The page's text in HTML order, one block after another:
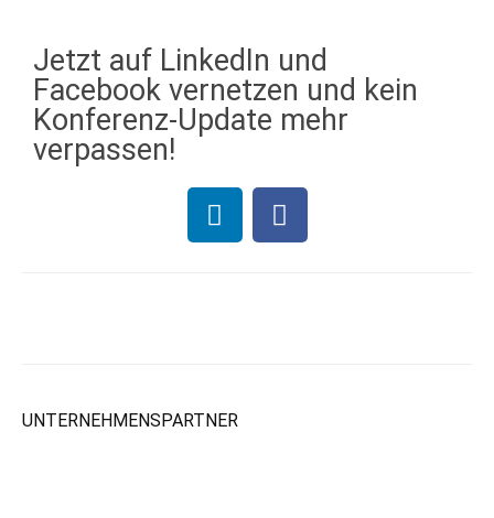
Jetzt auf LinkedIn und
Facebook vernetzen und kein
Konferenz-Update mehr
verpassen!
UNTERNEHMENSPARTNER